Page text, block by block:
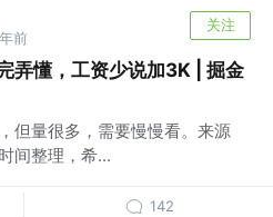
前
关注
弄懂，工资少说加3K | 掘金
但量很多，需要慢慢看。来源
间整理，希...
142